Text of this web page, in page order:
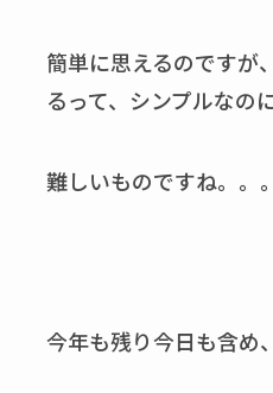
簡単に思えるのですが
るって、シンプルなの
難しいものですね。。。
今年も残り今日も含め